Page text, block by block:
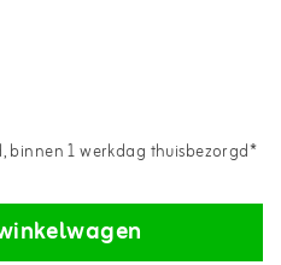
binnen 1 werkdag thuisbezorgd*